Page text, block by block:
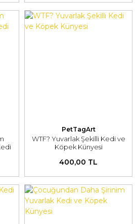
PetTagArt
WTF? Yuvarlak Şekilli Kedi ve
Köpek Künyesi
400,00 TL